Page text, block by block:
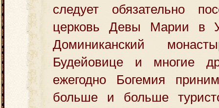
следует обязательно
церковь Девы Марии в
Доминиканский
Будейовице и многие
ежегодно Богемия
больше и больше